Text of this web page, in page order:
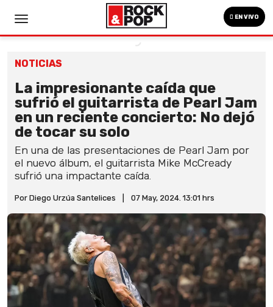
EN VIVO
NOTICIAS
La impresionante caída que
sufrió el guitarrista de Pearl Jam
en un reciente concierto: No dejó
de tocar su solo
En una de las presentaciones de Pearl Jam por
el nuevo álbum, el guitarrista Mike McCready
sufrió una impactante caída.
Por Diego Urzúa Santelices 07 May, 2024. 13:01 hrs